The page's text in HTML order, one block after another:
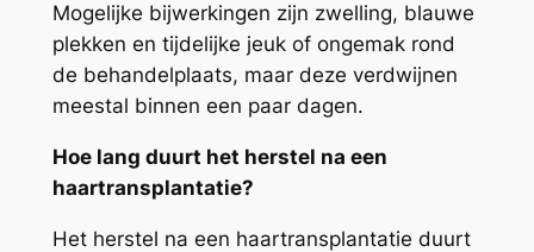
Mogelijke bijwerkingen zijn zwelling, blauwe
plekken en tijdelijke jeuk of ongemak rond
de behandelplaats, maar deze verdwijnen
meestal binnen een paar dagen.
Hoe lang duurt het herstel na een
haartransplantatie?
Het herstel na een haartransplantatie duurt